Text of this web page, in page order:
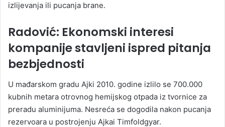
izlijevanja ili pucanja brane.
Radović: Ekonomski interesi
kompanije stavljeni ispred pitanja
bezbjednosti
U mađarskom gradu Ajki 2010. godine izlilo se 700.000
kubnih metara otrovnog hemijskog otpada iz tvornice za
preradu aluminijuma. Nesreća se dogodila nakon pucanja
rezervoara u postrojenju Ajkai Timfoldgyar.